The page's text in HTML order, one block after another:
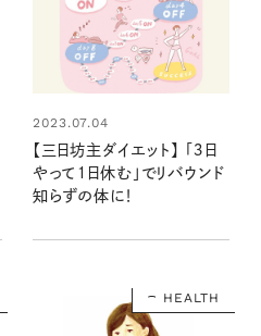
2023.07.04
【三日坊主ダイエット】 「３日
やって１日休む」でリバウンド
知らずの体に！
HEALTH